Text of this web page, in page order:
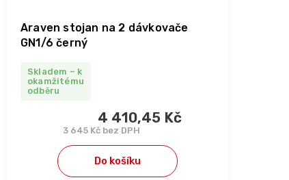
Araven stojan na 2 dávkovače
GN1/6 černý
Skladem – k
okamžitému
odběru
3 645 Kč bez DPH
4 410,45 Kč
Do košíku